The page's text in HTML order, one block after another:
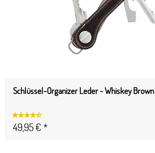
Schlüssel-Organizer Leder - Whiskey Brown
49,95 € *